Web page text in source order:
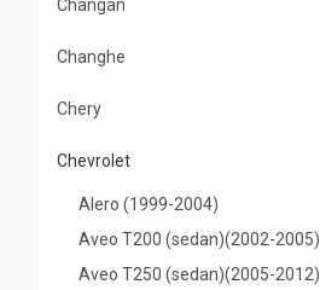
Changan
Changhe
Chery
Chevrolet
Alero (1999-2004)
Aveo T200 (sedan)(2002-2005)
Aveo T250 (sedan)(2005-2012)